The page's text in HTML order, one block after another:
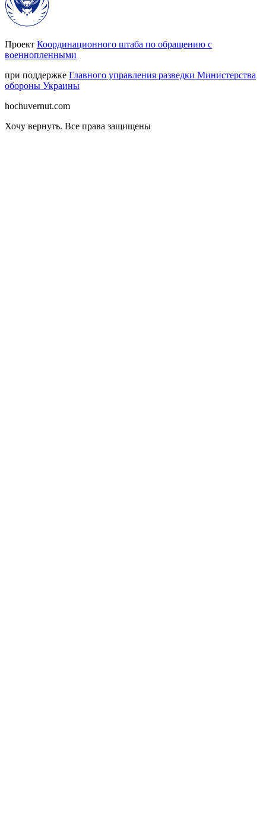
Проект Координационного штаба по обращению с
военнопленными
при поддержке Главного управления разведки Министерства
обороны Украины
hochuvernut.com
Хочу вернуть. Все права защищены